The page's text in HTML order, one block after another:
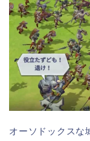
オーソドックスな